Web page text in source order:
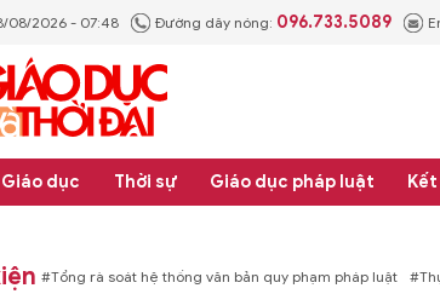
08/2026 - 07:48 Đường dây nóng: 096.733.5089
Giáo dục Thời sự Giáo dục pháp luật
#Tổng rà soát hệ thống văn bản quy phạm pháp luật